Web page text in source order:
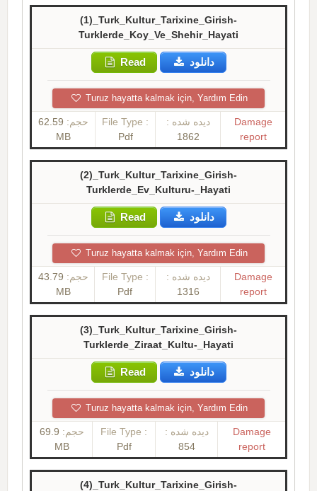
(1)_Turk_Kultur_Tarixine_Girish-
Turklerde_Koy_Ve_Shehir_Hayati
Read دانلود
Turuz hayatta kalmak için, Yardım Edin
حجم: 62.59
MB
File Type :
Pdf
دیده شده :
1862
Damage
report
(2)_Turk_Kultur_Tarixine_Girish-
Turklerde_Ev_Kulturu-_Hayati
Read دانلود
Turuz hayatta kalmak için, Yardım Edin
حجم: 43.79
MB
File Type :
Pdf
دیده شده :
1316
Damage
report
(3)_Turk_Kultur_Tarixine_Girish-
Turklerde_Ziraat_Kultu-_Hayati
Read دانلود
Turuz hayatta kalmak için, Yardım Edin
حجم: 69.9
MB
File Type :
Pdf
دیده شده :
854
Damage
report
(4)_Turk_Kultur_Tarixine_Girish-